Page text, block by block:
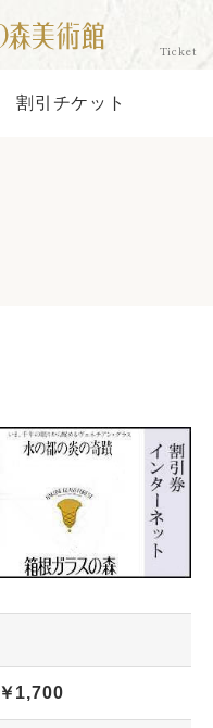
割引チケット
￥1,700